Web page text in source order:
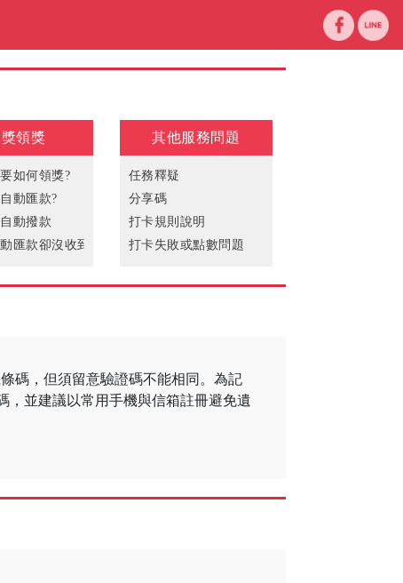
領獎
如何領獎?
動匯款?
動撥款
匯款卻沒收到中獎獎金
其他服務問題
任務釋疑
分享碼
打卡規則說明
打卡失敗或點數問題
無法下載更新
碼，但須留意驗證碼不能相同。為記
，並建議以常用手機與信箱註冊避免遺